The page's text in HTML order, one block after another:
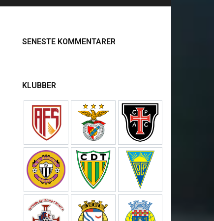
SENESTE KOMMENTARER
KLUBBER